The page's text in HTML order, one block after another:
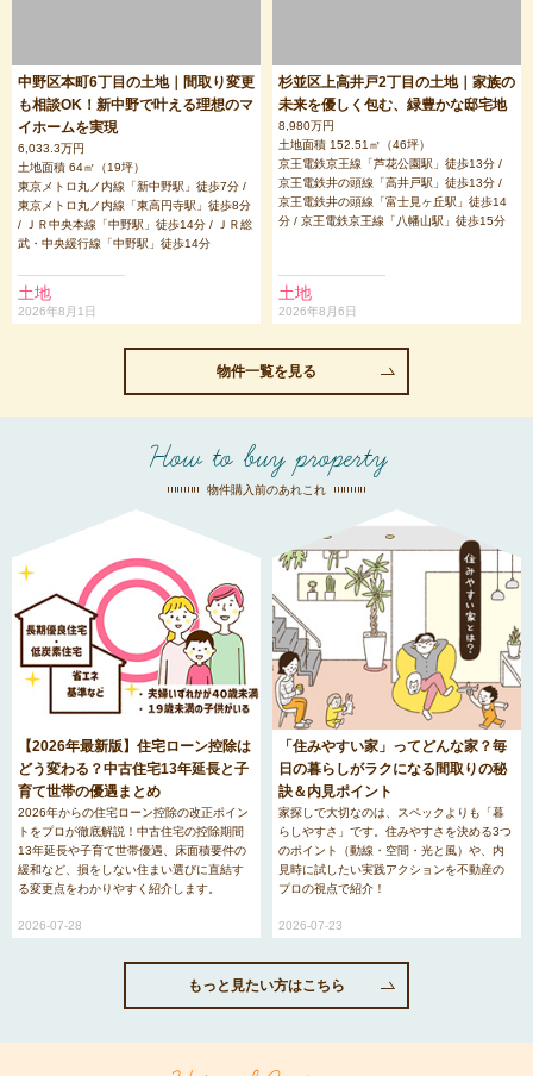
中野区本町6丁目の土地｜間取り変更
も相談OK！新中野で叶える理想のマ
イホームを実現
6,033.3万円
土地面積 64㎡（19坪）
東京メトロ丸ノ内線「新中野駅」徒歩7分 /
東京メトロ丸ノ内線「東高円寺駅」徒歩8分
/ ＪＲ中央本線「中野駅」徒歩14分 / ＪＲ総
武・中央緩行線「中野駅」徒歩14分
土地
2026年8月1日
杉並区上高井戸2丁目の土地｜家族の
未来を優しく包む、緑豊かな邸宅地
8,980万円
土地面積 152.51㎡（46坪）
京王電鉄京王線「芦花公園駅」徒歩13分 /
京王電鉄井の頭線「高井戸駅」徒歩13分 /
京王電鉄井の頭線「富士見ヶ丘駅」徒歩14
分 / 京王電鉄京王線「八幡山駅」徒歩15分
土地
2026年8月6日
物件一覧を見る
How to buy property
物件購入前のあれこれ
【2026年最新版】住宅ローン控除は
どう変わる？中古住宅13年延長と子
育て世帯の優遇まとめ
2026年からの住宅ローン控除の改正ポイン
トをプロが徹底解説！中古住宅の控除期間
13年延長や子育て世帯優遇、床面積要件の
緩和など、損をしない住まい選びに直結す
る変更点をわかりやすく紹介します。
2026-07-28
「住みやすい家」ってどんな家？毎
日の暮らしがラクになる間取りの秘
訣＆内見ポイント
家探しで大切なのは、スペックよりも「暮
らしやすさ」です。住みやすさを決める3つ
のポイント（動線・空間・光と風）や、内
見時に試したい実践アクションを不動産の
プロの視点で紹介！
2026-07-23
もっと見たい方はこちら